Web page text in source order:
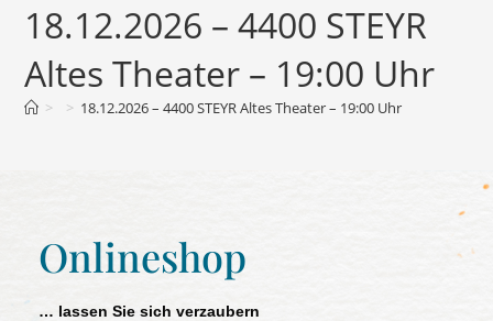
18.12.2026 – 4400 STEYR
Altes Theater – 19:00 Uhr
> > 18.12.2026 – 4400 STEYR Altes Theater – 19:00 Uhr
Onlineshop
… lassen Sie sich verzaubern